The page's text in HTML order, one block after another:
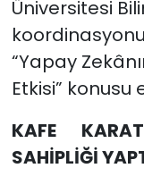
Üniversitesi
“Yapay
Etkisi” konusu
KAFE
SAHİPLİĞİ